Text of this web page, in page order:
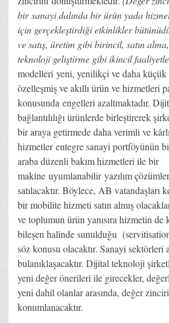
bir sanayi dalında bir ürün yada
için gerçekleştirdiği etkinlikler
ve satış, üretim gibi birincil, satın
teknoloji geliştirme gibi ikincil
modelleri yeni, yenilikçi ve daha
özelleşmiş ve akıllı ürün ve hizmetleri
konusunda engelleri azaltmaktadır.
bağlantılılığı ürünlerde birleştirerek
bir araya getirmede daha verimli ve
hizmetler entegre sanayi portföyünün
araba düzenli bakım hizmetleri ile bir
makine uyumlanabilir yazılım
satılacaktır. Böylece, AB vatandaşları
bir mobilite hizmeti satın almış
ve toplumun ürün yanısıra hizmetin de
bileşen halinde sunulduğu
söz konusu olacaktır. Sanayi sektörleri
bulanıklaşacaktır. Dijital teknoloji
yeni değer önerileri ile girecekler,
yeni dahil olanlar arasında, değer
konumlanacaktır.